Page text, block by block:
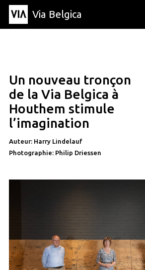
Via Belgica
Article
Éducation
Recette
Amis
À propos de Via
À propos de via
Recherche
Éducation
Amis
Le guide
Organisation
Un nouveau tronçon
de la Via Belgica à
Houthem stimule
l’imagination
Auteur: Harry Lindelauf
Photographie: Philip Driessen